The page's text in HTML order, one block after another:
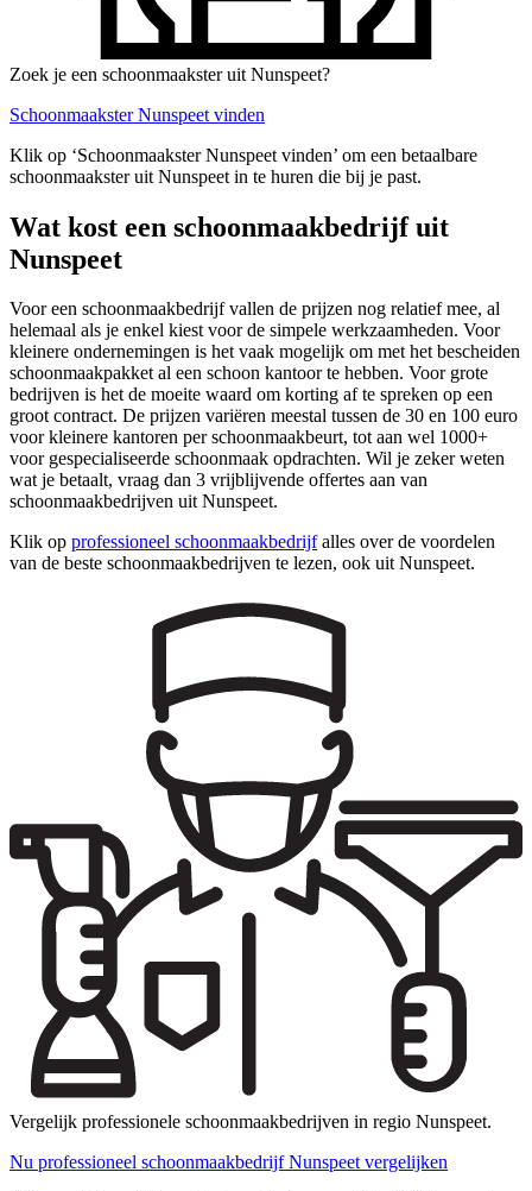
Zoek je een schoonmaakster uit Nunspeet?
Schoonmaakster Nunspeet vinden
Klik op ‘Schoonmaakster Nunspeet vinden’ om een betaalbare
schoonmaakster uit Nunspeet in te huren die bij je past.
Wat kost een schoonmaakbedrijf uit
Nunspeet
Voor een schoonmaakbedrijf vallen de prijzen nog relatief mee, al
helemaal als je enkel kiest voor de simpele werkzaamheden. Voor
kleinere ondernemingen is het vaak mogelijk om met het bescheiden
schoonmaakpakket al een schoon kantoor te hebben. Voor grote
bedrijven is het de moeite waard om korting af te spreken op een
groot contract. De prijzen variëren meestal tussen de 30 en 100 euro
voor kleinere kantoren per schoonmaakbeurt, tot aan wel 1000+
voor gespecialiseerde schoonmaak opdrachten. Wil je zeker weten
wat je betaalt, vraag dan 3 vrijblijvende offertes aan van
schoonmaakbedrijven uit Nunspeet.
Klik op professioneel schoonmaakbedrijfalles over de voordelen
van de beste schoonmaakbedrijven te lezen, ook uit Nunspeet.
Vergelijk professionele schoonmaakbedrijven in regio Nunspeet.
Nu professioneel schoonmaakbedrijf Nunspeet vergelijken